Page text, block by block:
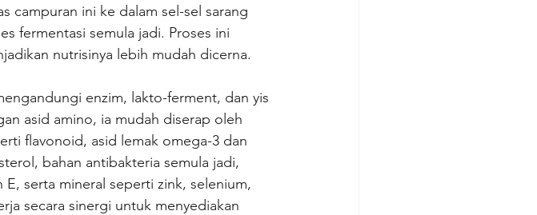
campuran ini ke dalam sel-sel sarang
fermentasi semula jadi. Proses ini
nutrisinya lebih mudah dicerna.
enzim, lakto-ferment, dan yis
asid amino, ia mudah diserap oleh
flavonoid, asid lemak omega-3 dan
bahan antibakteria semula jadi,
serta mineral seperti zink, selenium,
secara sinergi untuk menyediakan